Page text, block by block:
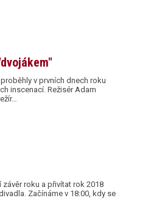
v prvních dnech roku
inscenací. Režisér Adam
roku a přivítat rok 2018
Začínáme v 18:00, kdy se